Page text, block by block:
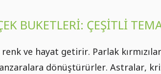
BUKETLERI: ÇEŞITLI
ve hayat getirir. Parlak
dönüştürürler. Astralar,